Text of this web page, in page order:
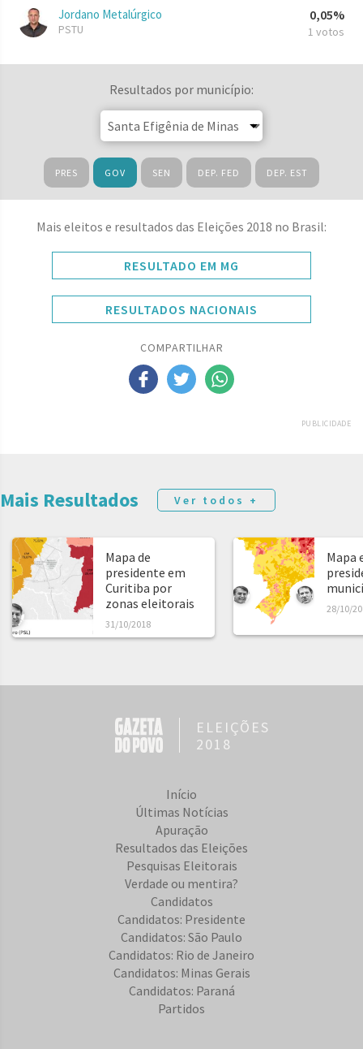
Jordano Metalúrgico
PSTU
0,05%
1 votos
Resultados por município:
PRES GOV SEN DEP. FED DEP. EST
Mais eleitos e resultados das Eleições 2018 no Brasil:
RESULTADO EM MG
RESULTADOS NACIONAIS
COMPARTILHAR
PUBLICIDADE
Mais Resultados Ver todos +
Mapa de
presidente em
Curitiba por
zonas eleitorais
31/10/2018
Mapa
28/10/
ELEIÇÕES
2018
Início
Últimas Notícias
Apuração
Resultados das Eleições
Pesquisas Eleitorais
Verdade ou mentira?
Candidatos
Candidatos: Presidente
Candidatos: São Paulo
Candidatos: Rio de Janeiro
Candidatos: Minas Gerais
Candidatos: Paraná
Partidos